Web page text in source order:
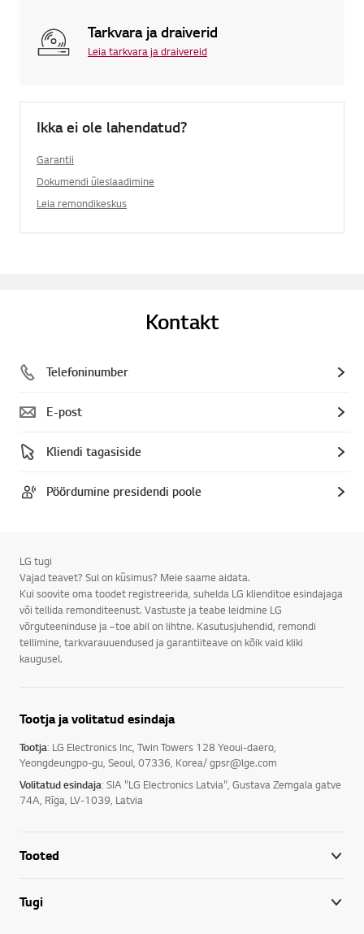
Tarkvara ja draiverid
Leia tarkvara ja draivereid
Ikka ei ole lahendatud?
Garantii
Dokumendi üleslaadimine
Leia remondikeskus
Kontakt
Telefoninumber
E-post
Kliendi tagasiside
Pöördumine presidendi poole
LG tugi
Vajad teavet? Sul on küsimus? Meie saame aidata.
Kui soovite oma toodet registreerida, suhelda LG klienditoe esindajaga
või tellida remonditeenust. Vastuste ja teabe leidmine LG
võrguteeninduse ja –toe abil on lihtne. Kasutusjuhendid, remondi
tellimine, tarkvarauuendused ja garantiiteave on kõik vaid kliki
kaugusel.
Tootja ja volitatud esindaja
Tootja: LG Electronics Inc, Twin Towers 128 Yeoui-daero,
Yeongdeungpo-gu, Seoul, 07336, Korea/ gpsr@lge.com
Volitatud esindaja: SIA "LG Electronics Latvia", Gustava Zemgala gatve
74A, Rīga, LV-1039, Latvia
Tooted
Tugi